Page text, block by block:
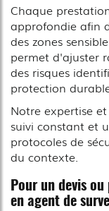
Chaque
approfondie afin
des zones
permet d'ajuster
des risques
protection
Notre expertise
suivi constant et
protocoles de
du contexte.
Pour un devis
en agent de